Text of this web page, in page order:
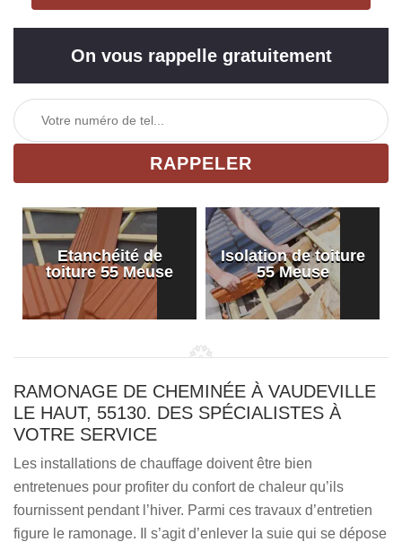
On vous rappelle gratuitement
Etanchéité de
toiture 55 Meuse
Isolation de toiture
55 Meuse
RAMONAGE DE CHEMINÉE À VAUDEVILLE
LE HAUT, 55130. DES SPÉCIALISTES À
VOTRE SERVICE
Les installations de chauffage doivent être bien
entretenues pour profiter du confort de chaleur qu’ils
fournissent pendant l’hiver. Parmi ces travaux d’entretien
figure le ramonage. Il s’agit d’enlever la suie qui se dépose